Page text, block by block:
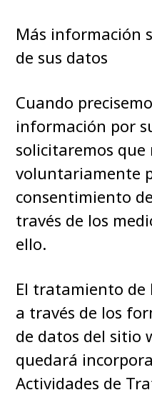
Más información
de sus datos
Cuando
información por
solicitaremos
voluntariamente
consentimiento
través de los
ello.
El tratamiento de
a través de los
de datos del sitio
quedará
Actividades de